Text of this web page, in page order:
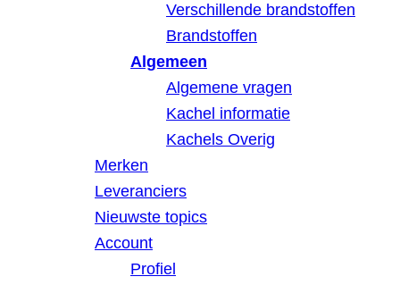
Verschillende brandstoffen
Brandstoffen
Algemeen
Algemene vragen
Kachel informatie
Kachels Overig
Merken
Leveranciers
Nieuwste topics
Account
Profiel